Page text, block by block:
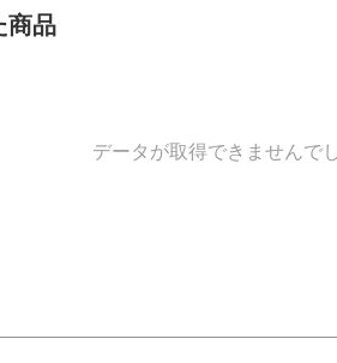
商品
データが取得できませんで